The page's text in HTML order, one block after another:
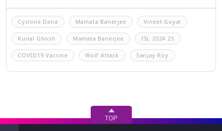
Cyclone Dana Mamata Banerjee Vineet Goyal
Kunal Ghosh Mamata Banerjee ISL 2024 25
COVID19 Vaccine Wolf Attack Sanjay Roy